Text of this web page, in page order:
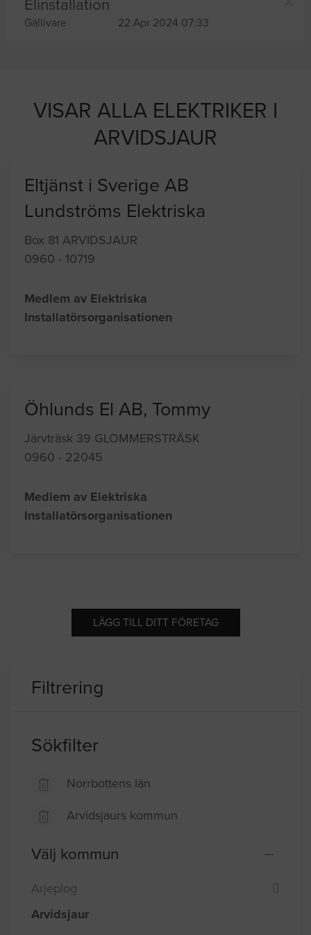
Elinstallation
Gällivare 22 Apr 2024 07:33
VISAR ALLA ELEKTRIKER I
ARVIDSJAUR
Eltjänst i Sverige AB
Lundströms Elektriska
Box 81 ARVIDSJAUR
0960 - 10719
Medlem av Elektriska
Installatörsorganisationen
Öhlunds El AB, Tommy
Järvträsk 39 GLOMMERSTRÄSK
0960 - 22045
Medlem av Elektriska
Installatörsorganisationen
LÄGG TILL DITT FÖRETAG
Filtrering
Sökfilter
Norrbottens län
Arvidsjaurs kommun
Välj kommun
Arjeplog
Arvidsjaur